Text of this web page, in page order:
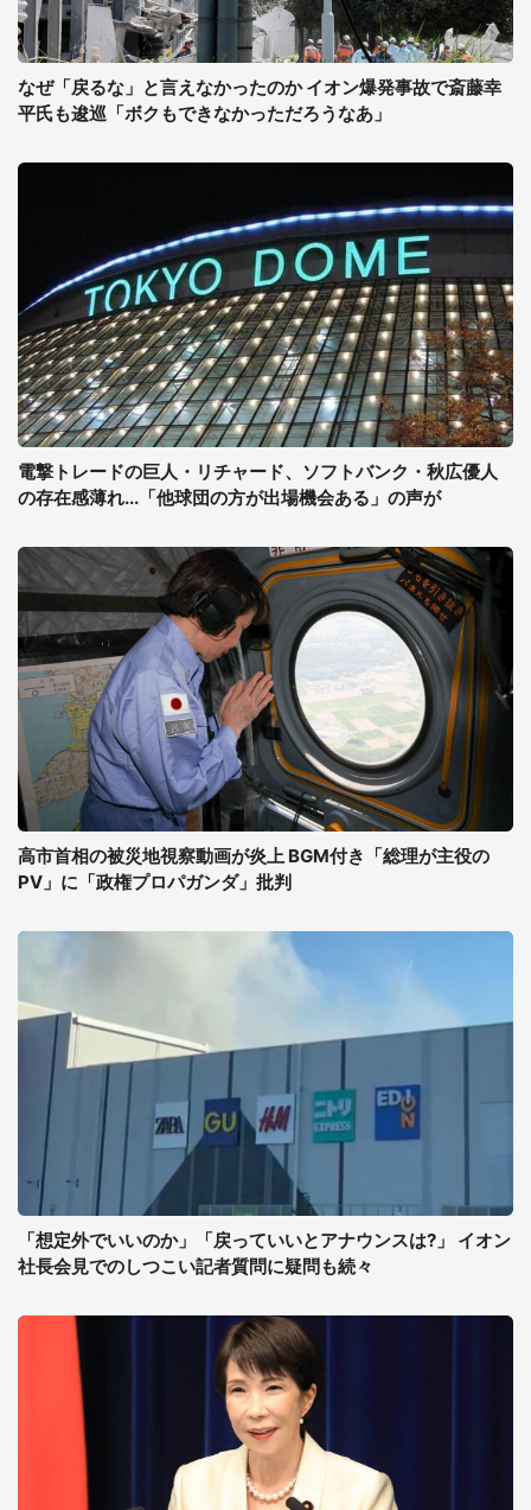
なぜ「戻るな」と言えなかったのか イオン爆発事故で斎藤幸
平氏も逡巡「ボクもできなかっただろうなあ」
電撃トレードの巨人・リチャード、ソフトバンク・秋広優人
の存在感薄れ...「他球団の方が出場機会ある」の声が
高市首相の被災地視察動画が炎上 BGM付き「総理が主役の
PV」に「政権プロパガンダ」批判
「想定外でいいのか」「戻っていいとアナウンスは?」 イオン
社長会見でのしつこい記者質問に疑問も続々